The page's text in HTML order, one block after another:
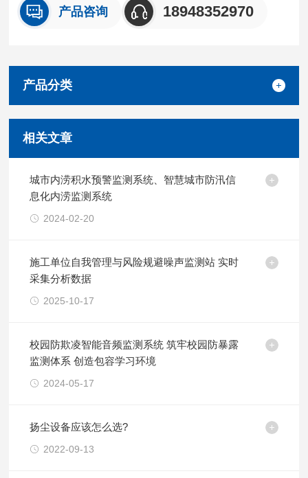
产品咨询 18948352970
产品分类
相关文章
城市内涝积水预警监测系统、智慧城市防汛信
息化内涝监测系统
2024-02-20
施工单位自我管理与风险规避噪声监测站 实时
采集分析数据
2025-10-17
校园防欺凌智能音频监测系统 筑牢校园防暴露
监测体系 创造包容学习环境
2024-05-17
扬尘设备应该怎么选?
2022-09-13